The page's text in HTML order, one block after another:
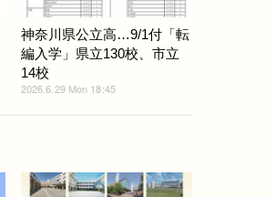
神奈川県公立高…9/1付「転
編入学」県立130校、市立
14校
2026.6.29 Mon 18:45